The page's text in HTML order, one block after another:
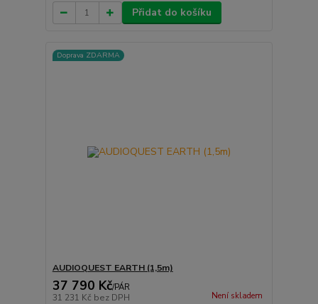
Přidat do košíku
Doprava ZDARMA
AUDIOQUEST EARTH (1,5m)
37 790 Kč/PÁR
31 231 Kč bez DPH Není skladem